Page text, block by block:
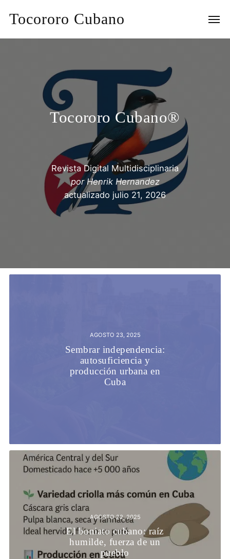
Tocororo Cubano
Tocororo Cubano®
Revista Digital Multidisciplinaria
porHenrik Hernandez
actualizado julio 21, 2026
AGOSTO 23, 2025
Sembrar independencia:
autosuficiencia y
producción urbana en
Cuba
AGOSTO 22, 2025
El boniato cubano: raíz
humilde, fuerza de un
pueblo